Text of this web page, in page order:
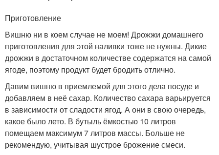
Приготовление
Вишню ни в коем случае не моем! Дрожжи домашнего
приготовления для этой наливки тоже не нужны. Дикие
дрожжи в достаточном количестве содержатся на самой
ягоде, поэтому продукт будет бродить отлично.
Давим вишню в приемлемой для этого дела посуде и
добавляем в неё сахар. Количество сахара варьируется
в зависимости от сладости ягод. А они в свою очередь,
какое было лето. В бутыль ёмкостью 10 литров
помещаем максимум 7 литров массы. Больше не
рекомендую, учитывая шустрое брожение смеси.